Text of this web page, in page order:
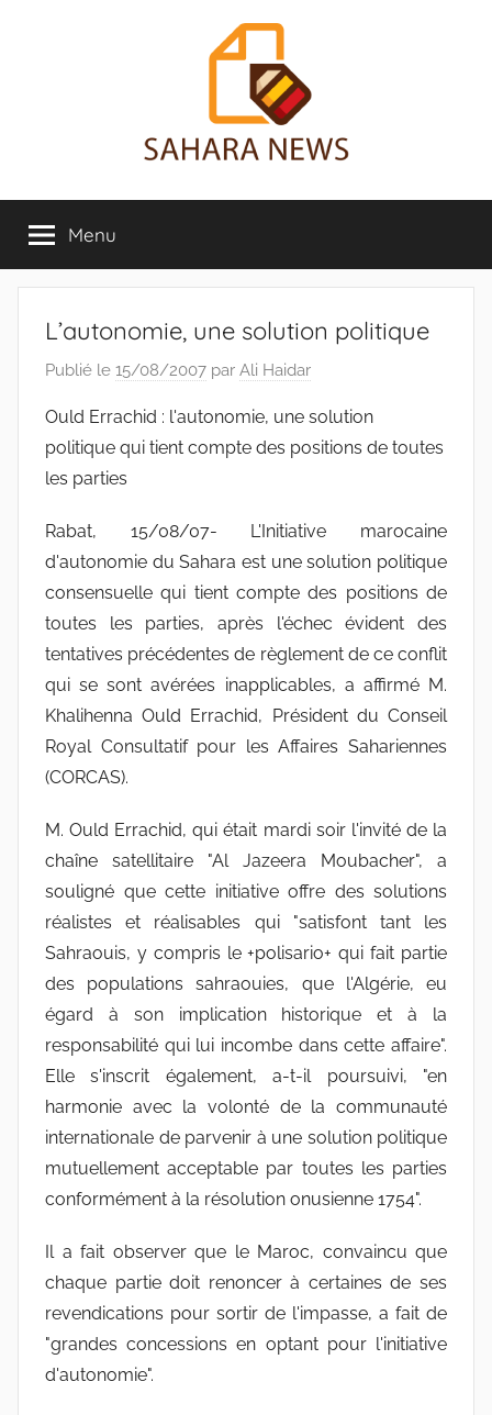
Sahara
News
sur
le
Sahara
révélée
Menu
L’autonomie, une solution politique
Publié le 15/08/2007 par Ali Haidar
Ould Errachid : l'autonomie, une solution
politique qui tient compte des positions de toutes
les parties
Rabat, 15/08/07- L'Initiative marocaine
d'autonomie du Sahara est une solution politique
consensuelle qui tient compte des positions de
toutes les parties, après l'échec évident des
tentatives précédentes de règlement de ce conflit
qui se sont avérées inapplicables, a affirmé M.
Khalihenna Ould Errachid, Président du Conseil
Royal Consultatif pour les Affaires Sahariennes
(CORCAS).
M. Ould Errachid, qui était mardi soir l'invité de la
chaîne satellitaire "Al Jazeera Moubacher", a
souligné que cette initiative offre des solutions
réalistes et réalisables qui "satisfont tant les
Sahraouis, y compris le +polisario+ qui fait partie
des populations sahraouies, que l'Algérie, eu
égard à son implication historique et à la
responsabilité qui lui incombe dans cette affaire".
Elle s'inscrit également, a-t-il poursuivi, "en
harmonie avec la volonté de la communauté
internationale de parvenir à une solution politique
mutuellement acceptable par toutes les parties
conformément à la résolution onusienne 1754".
Il a fait observer que le Maroc, convaincu que
chaque partie doit renoncer à certaines de ses
revendications pour sortir de l'impasse, a fait de
"grandes concessions en optant pour l'initiative
d'autonomie".